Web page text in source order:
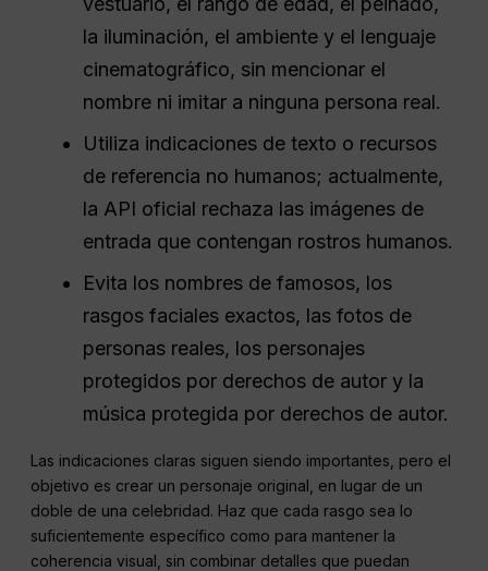
la iluminación, el ambiente y el lenguaje
cinematográfico, sin mencionar el
nombre ni imitar a ninguna persona real.
Utiliza indicaciones de texto o recursos
de referencia no humanos; actualmente,
la API oficial rechaza las imágenes de
entrada que contengan rostros humanos.
Evita los nombres de famosos, los
rasgos faciales exactos, las fotos de
personas reales, los personajes
protegidos por derechos de autor y la
música protegida por derechos de autor.
Las indicaciones claras siguen siendo importantes, pero el
objetivo es crear un personaje original, en lugar de un
doble de una celebridad. Haz que cada rasgo sea lo
suficientemente específico como para mantener la
coherencia visual, sin combinar detalles que puedan